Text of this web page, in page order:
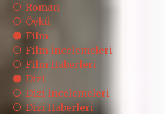
Roman
Öykü
Film
Film İncelemeleri
Film Haberleri
Dizi
Dizi İncelemeleri
Dizi Haberleri